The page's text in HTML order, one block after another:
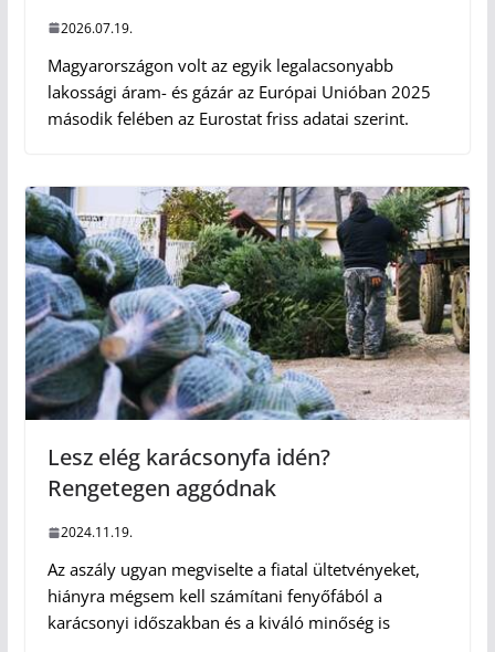
2026.07.19.
Magyarországon volt az egyik legalacsonyabb
lakossági áram- és gázár az Európai Unióban 2025
második felében az Eurostat friss adatai szerint.
Lesz elég karácsonyfa idén?
Rengetegen aggódnak
2024.11.19.
Az aszály ugyan megviselte a fiatal ültetvényeket,
hiányra mégsem kell számítani fenyőfából a
karácsonyi időszakban és a kiváló minőség is